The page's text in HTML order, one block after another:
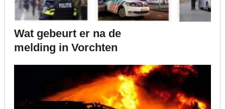
Wat gebeurt er na de
melding in Vorchten